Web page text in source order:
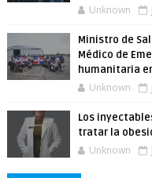
Unknown
Ministro de
Médico de
humanitaria
Unknown
Los
tratar la
Unknown